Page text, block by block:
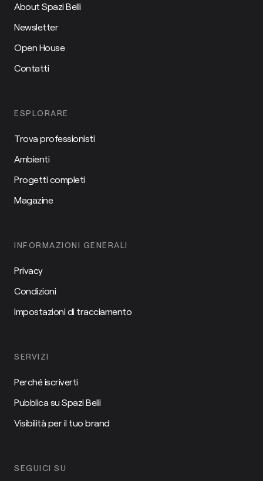
About Spazi Belli
Newsletter
Open House
Contatti
ESPLORARE
Trova professionisti
Ambienti
Progetti completi
Magazine
INFORMAZIONI GENERALI
Privacy
Condizioni
Impostazioni di tracciamento
SERVIZI
Perché iscriverti
Pubblica su Spazi Belli
Visibilità per il tuo brand
SEGUICI SU